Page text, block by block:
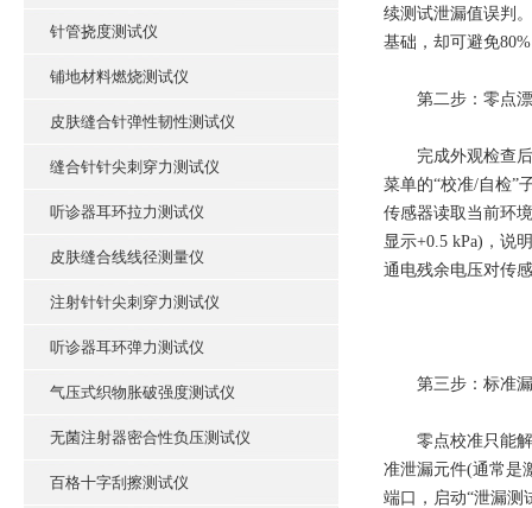
针管挠度测试仪
铺地材料燃烧测试仪
皮肤缝合针弹性韧性测试仪
缝合针针尖刺穿力测试仪
听诊器耳环拉力测试仪
皮肤缝合线线径测量仪
注射针针尖刺穿力测试仪
听诊器耳环弹力测试仪
气压式织物胀破强度测试仪
无菌注射器密合性负压测试仪
百格十字刮擦测试仪
续测试泄漏值误判
基础，却可避免
第二步：零点漂
完成外观检查后
菜单的“校准/自检”
传感器读取当前环
显示+0.5 kPa)，说
通电残余电压对传
第三步：标准漏
零点校准只能解
准泄漏元件(通常是
端口，启动“泄漏测